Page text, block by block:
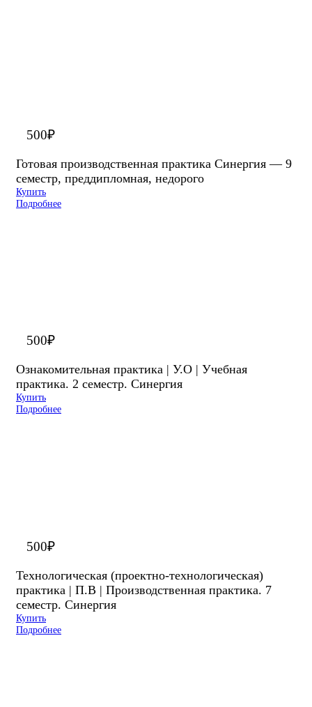
500₽
Готовая производственная практика Синергия — 9
семестр, преддипломная, недорого
Купить
Подробнее
500₽
Ознакомительная практика | У.О | Учебная
практика. 2 семестр. Синергия
Купить
Подробнее
500₽
Технологическая (проектно-технологическая)
практика | П.В | Производственная практика. 7
семестр. Синергия
Купить
Подробнее